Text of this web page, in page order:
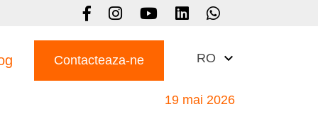
Contacteaza-ne RO
19 mai 2026